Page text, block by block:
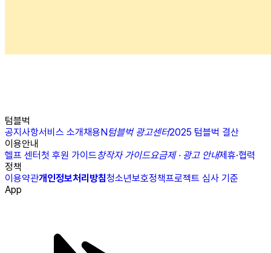
텀블벅
공지사항서비스 소개채용N텀블벅 광고센터2025 텀블벅 결산
이용안내
헬프 센터첫 후원 가이드창작자 가이드요금제 · 광고 안내제휴·협력
정책
이용약관개인정보처리방침청소년보호정책프로젝트 심사 기준
App